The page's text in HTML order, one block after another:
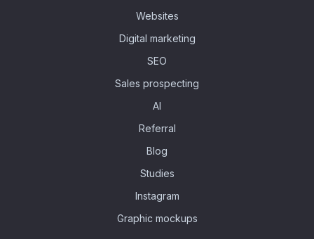
Websites
Digital marketing
SEO
Sales prospecting
AI
Referral
Blog
Studies
Instagram
Graphic mockups